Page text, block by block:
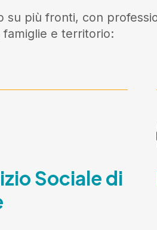
su più fronti, con
e territorio:
Sociale di